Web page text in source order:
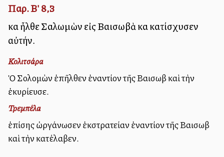
Παρ. Β' 8,3
καὶ ἦλθε Σαλωμὼν εἰς Βαισωβὰ καὶ κατίσχυσεν
αὐτήν.
Κολιτσάρα
Ὁ Σολομὼν ἐπῆλθεν ἐναντίον τῆς Βαισωβὰ καὶ τὴν
ἐκυρίευσε.
Τρεμπέλα
ἐπίσης ὠργάνωσεν ἐκστρατείαν ἐναντίον τῆς Βαισωβὰ
καὶ τὴν κατέλαβεν.